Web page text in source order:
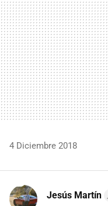
4 Diciembre 2018
Jesús Martín